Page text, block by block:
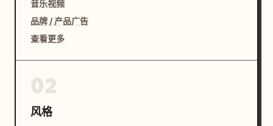
音乐视频
品牌 / 产品广告
查看更多
风格